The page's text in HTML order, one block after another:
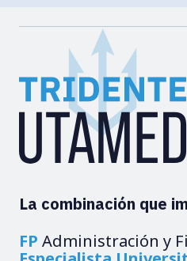
La combinación que
FP Administración y